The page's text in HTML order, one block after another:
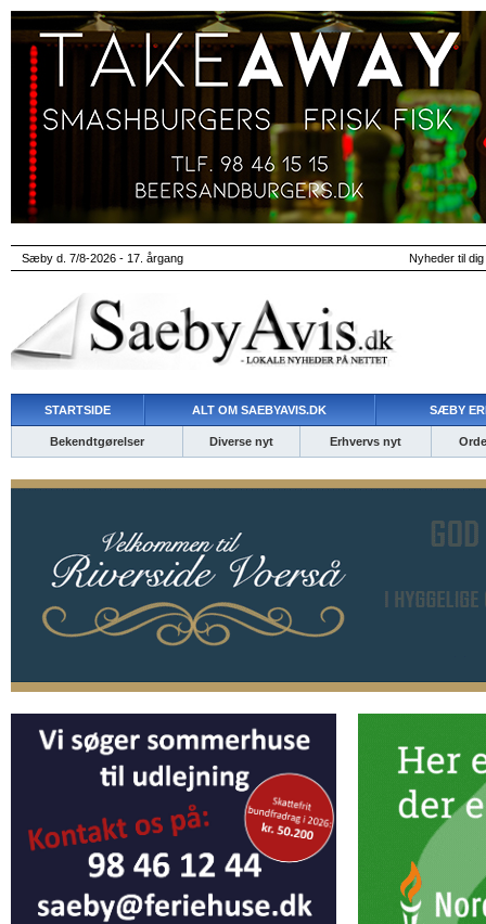
Sæby d. 7/8-2026 - 17. årgang Nyheder til
STARTSIDE ALT OM SAEBYAVIS.DK SÆBY
Bekendtgørelser Diverse nyt Erhvervs nyt